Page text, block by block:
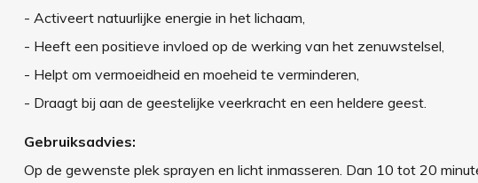
- Activeert natuurlijke energie in het lichaam,
- Heeft een positieve invloed op de werking van het zenuwstelsel,
- Helpt om vermoeidheid en moeheid te verminderen,
- Draagt bij aan de geestelijke veerkracht en een heldere geest.
Gebruiksadvies:
Op de gewenste plek sprayen en licht inmasseren. Dan 10 tot 20